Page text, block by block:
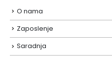
O nama
Zaposlenje
Saradnja